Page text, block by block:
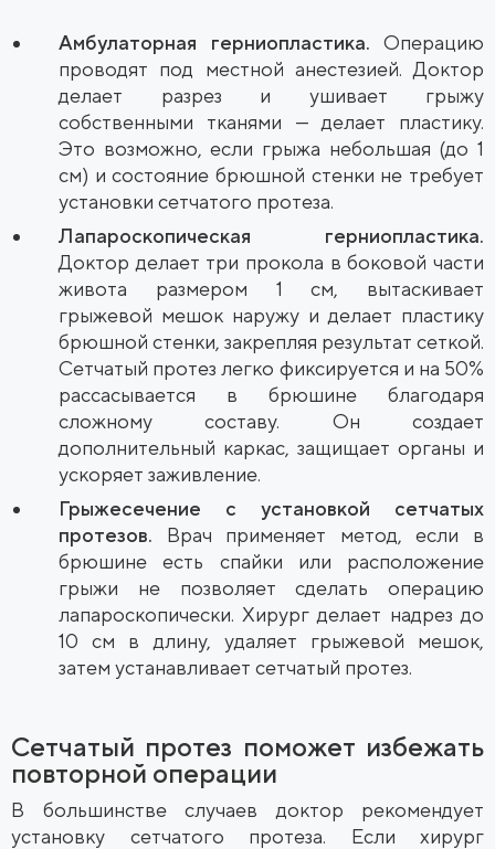
Амбулаторная герниопластика. Операцию
проводят под местной анестезией. Доктор
делает разрез и ушивает грыжу
собственными тканями — делает пластику.
Это возможно, если грыжа небольшая (до 1
см) и состояние брюшной стенки не требует
установки сетчатого протеза.
Лапароскопическая герниопластика.
Доктор делает три прокола в боковой части
живота размером 1 см, вытаскивает
грыжевой мешок наружу и делает пластику
брюшной стенки, закрепляя результат сеткой.
Сетчатый протез легко фиксируется и на 50%
рассасывается в брюшине благодаря
сложному составу. Он создает
дополнительный каркас, защищает органы и
ускоряет заживление.
Грыжесечение с установкой сетчатых
протезов. Врач применяет метод, если в
брюшине есть спайки или расположение
грыжи не позволяет сделать операцию
лапароскопически. Хирург делает надрез до
10 см в длину, удаляет грыжевой мешок,
затем устанавливает сетчатый протез.
Сетчатый протез поможет избежать
повторной операции
В большинстве случаев доктор рекомендует
установку сетчатого протеза. Если хирург